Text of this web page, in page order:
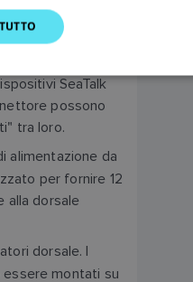
5 vie. Ogni
SeaTalk
possono
tra loro.
alimentazione da
per fornire 12
alla dorsale
dorsale. I
montati su